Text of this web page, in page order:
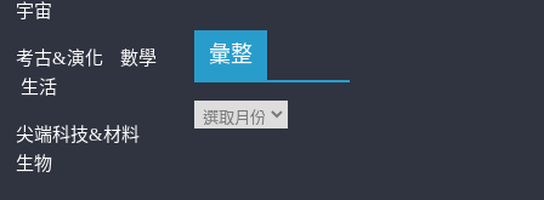
宇宙
考古&演化
數學
生活
尖端科技&材料
生物
彙整